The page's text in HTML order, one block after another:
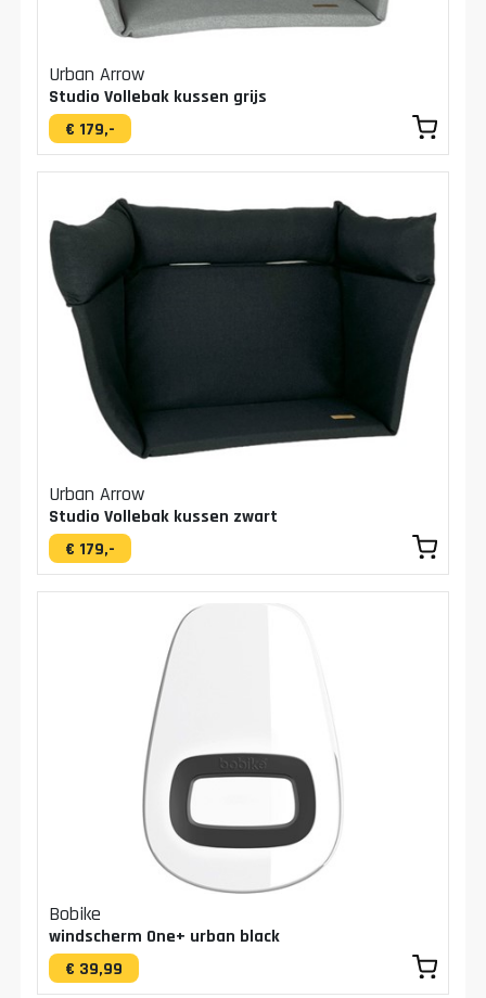
Urban Arrow
Studio Vollebak kussen grijs
€ 179,-
Urban Arrow
Studio Vollebak kussen zwart
€ 179,-
Bobike
windscherm One+ urban black
€ 39,99